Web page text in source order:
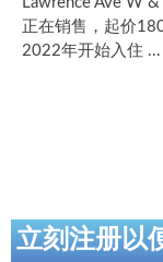
正在销售，起价
2022年开始入住 ...
立刻注册以